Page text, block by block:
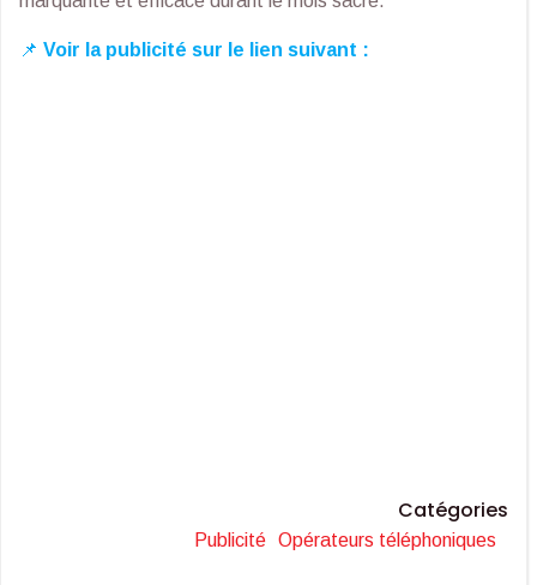
📌 Voir la publicité sur le lien suivant :
Catégories
Publicité Opérateurs téléphoniques